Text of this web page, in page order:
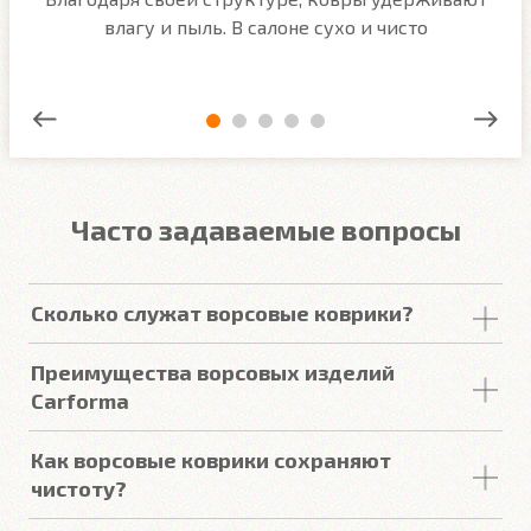
влагу и пыль. В салоне сухо и чисто
Часто задаваемые вопросы
Сколько служат ворсовые коврики?
составляет от 2 до 5лет. У некоторых наших
клиентовони прослужили более 10
увеличивающие срокслужбы.
Преимущества ворсовых изделий
Carforma
получить такие качества как:
Как ворсовые коврики сохраняют
чистоту?